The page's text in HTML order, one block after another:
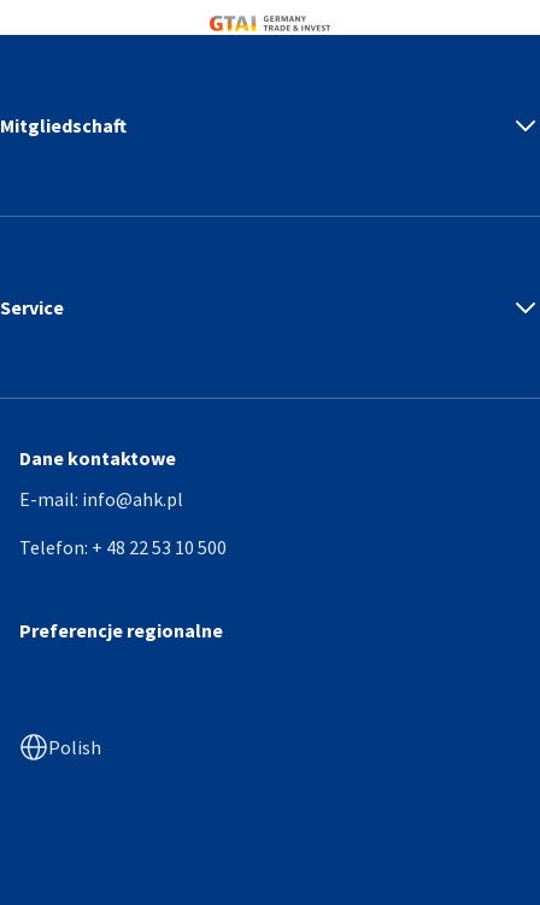
Germany Trade & Invest
Mitgliedschaft
Service
Dane kontaktowe
E-mail: info@ahk.pl
Telefon: + 48 22 53 10 500
Preferencje regionalne
Polish